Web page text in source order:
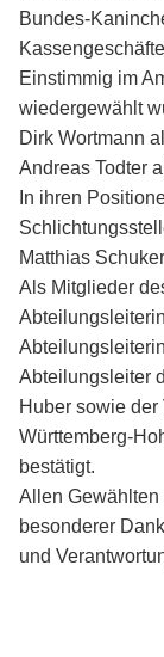
Bundes-
Einstimmig im
wiedergewählt
Dirk Wortmann
Andreas Todter
In ihren
Matthias
Als Mitglieder
Abteilungsleiter
Huber sowie
Württemberg-
bestätigt.
Allen Gewählten
besonderer
und